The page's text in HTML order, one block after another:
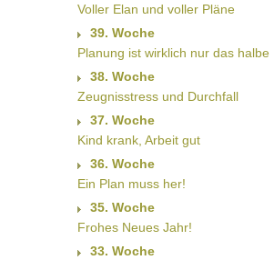
Voller Elan und voller Pläne
39. Woche
Planung ist wirklich nur das halbe
38. Woche
Zeugnisstress und Durchfall
37. Woche
Kind krank, Arbeit gut
36. Woche
Ein Plan muss her!
35. Woche
Frohes Neues Jahr!
33. Woche